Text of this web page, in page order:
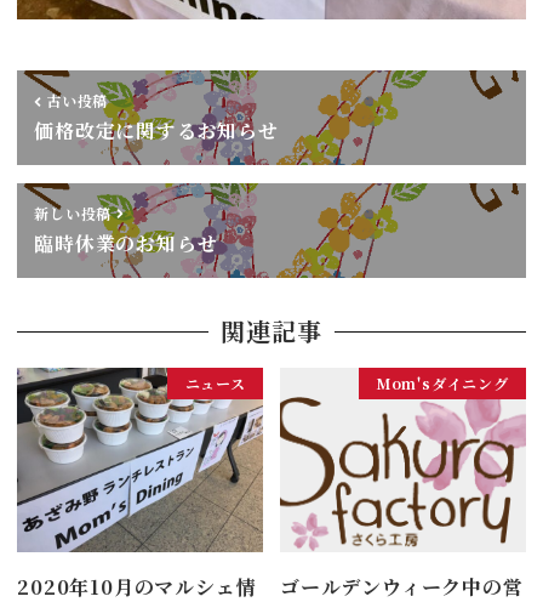
古い投稿
価格改定に関するお知らせ
新しい投稿
臨時休業のお知らせ
関連記事
ニュース
2020年10月のマルシェ情
Mom'sダイニング
ゴールデンウィーク中の営